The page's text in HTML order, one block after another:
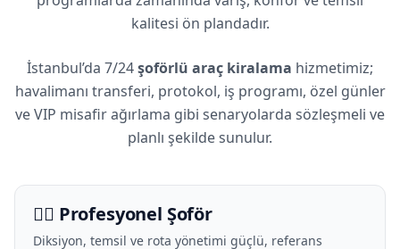
kalitesi ön plandadır.
İstanbul’da 7/24şoförlü araç kiralama hizmetimiz;
havalimanı transferi, protokol, iş programı, özel günler
ve VIP misafir ağırlama gibi senaryolarda sözleşmeli ve
planlı şekilde sunulur.
🧑‍✈️ Profesyonel Şoför
Diksiyon, temsil ve rota yönetimi güçlü, referans